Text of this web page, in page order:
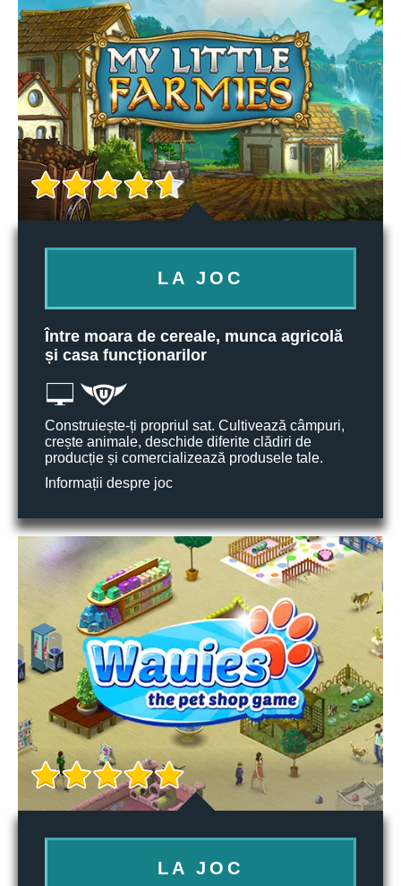
LA JOC
Între moara de cereale, munca agricolă
și casa funcționarilor
Construiește-ți propriul sat. Cultivează câmpuri,
crește animale, deschide diferite clădiri de
producție și comercializează produsele tale.
Informații despre joc
LA JOC